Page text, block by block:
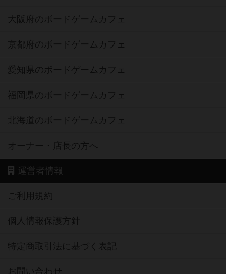
大阪府のボードゲームカフェ
京都府のボードゲームカフェ
愛知県のボードゲームカフェ
福岡県のボードゲームカフェ
北海道のボードゲームカフェ
オーナー・店長の方へ
運営者情報
ご利用規約
個人情報保護方針
特定商取引法に基づく表記
お問い合わせ